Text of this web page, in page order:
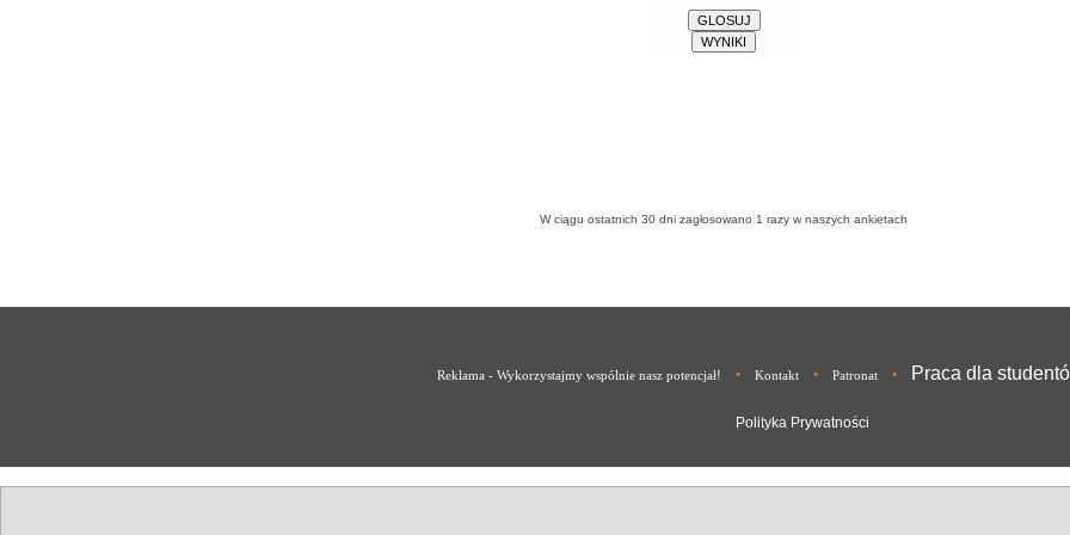
W ciągu ostatnich 30 dni zagłosowano 1 razy w naszych ankietach
Reklama - Wykorzystajmy wspólnie nasz potencjał! • Kontakt • Patronat • Praca dla
Polityka Prywatności